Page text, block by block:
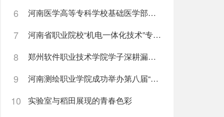
6 河南医学高等专科学校基础医学部直属党支部“红烛先锋”党建品牌创建纪实
7 河南省职业院校“机电一体化技术”专业骨干教师培训班在河南科技职业大学开班
8 郑州软件职业技术学院学子深耕漏洞挖掘实战累计斩获五万余元网络安全赏金
9 河南测绘职业学院成功举办第八届“诵读中国”经典诵读大赛
10 实验室与稻田展现的青春色彩